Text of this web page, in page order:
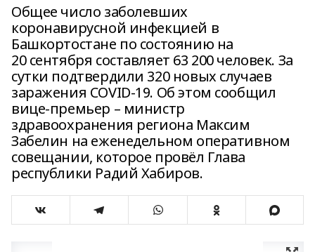
Общее число заболевших
коронавирусной инфекцией в
Башкортостане по состоянию на
20 сентября составляет 63 200 человек. За
сутки подтвердили 320 новых случаев
заражения COVID-19. Об этом сообщил
вице-премьер – министр
здравоохранения региона Максим
Забелин на еженедельном оперативном
совещании, которое провёл Глава
республики Радий Хабиров.